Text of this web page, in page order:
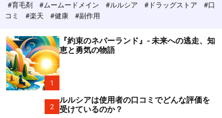
e
h
o
r
h
#育毛剤 #ムームードメイン #ルルシア #ドラッグストア
#口
コミ
#楽天 #健康 #副作用
1
『約束のネバーランド』- 未来への逃走、知
恵と勇気の物語
2
ルルシアは使用者の口コミでどんな評価を
受けているのか？